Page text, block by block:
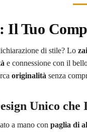
Il Tuo
di stile? Lo
e connessione con il
originalità senza
Unico che
a mano con paglia di